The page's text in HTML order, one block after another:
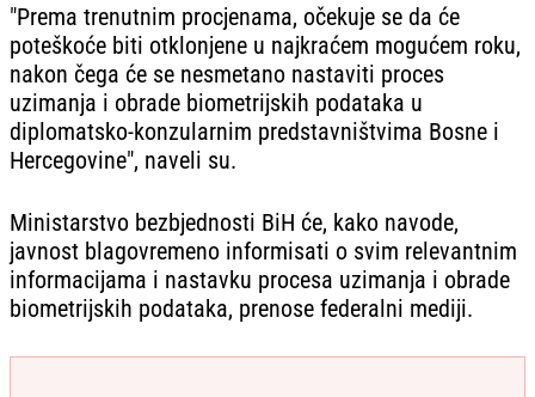
"Prema trenutnim procjenama, očekuje se da će
poteškoće biti otklonjene u najkraćem mogućem roku,
nakon čega će se nesmetano nastaviti proces
uzimanja i obrade biometrijskih podataka u
diplomatsko-konzularnim predstavništvima Bosne i
Hercegovine", naveli su.
Ministarstvo bezbjednosti BiH će, kako navode,
javnost blagovremeno informisati o svim relevantnim
informacijama i nastavku procesa uzimanja i obrade
biometrijskih podataka, prenose federalni mediji.